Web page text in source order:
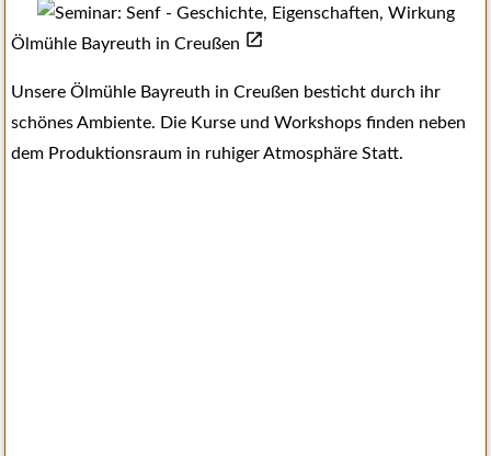
Ölmühle Bayreuth in Creußen
Unsere Ölmühle Bayreuth in Creußen besticht durch ihr
schönes Ambiente. Die Kurse und Workshops finden neben
dem Produktionsraum in ruhiger Atmosphäre Statt.